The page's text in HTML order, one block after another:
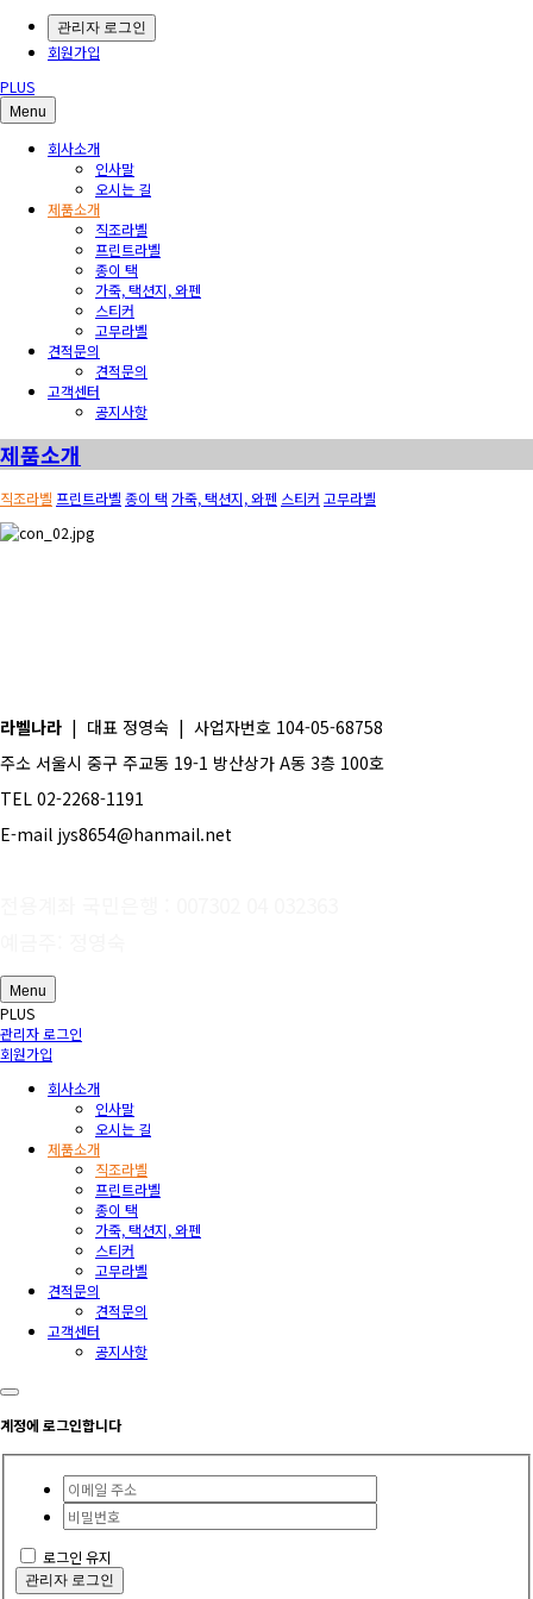
관리자 로그인
회원가입
PLUS
Menu
회사소개
인사말
오시는 길
제품소개
직조라벨
프린트라벨
종이 택
가죽, 택션지, 와펜
스티커
고무라벨
견적문의
견적문의
고객센터
공지사항
제품소개
직조라벨 프린트라벨 종이 택 가죽, 택션지, 와펜 스티커 고무라벨
라벨나라 | 대표 정영숙 | 사업자번호 104-05-68758
주소 서울시 중구 주교동 19-1 방산상가 A동 3층 100호
TEL 02-2268-1191
E-mail jys8654@hanmail.net
Menu
PLUS
관리자 로그인
회원가입
회사소개
인사말
오시는 길
제품소개
직조라벨
프린트라벨
종이 택
가죽, 택션지, 와펜
스티커
고무라벨
견적문의
견적문의
고객센터
공지사항
계정에 로그인합니다
로그인 유지
관리자 로그인